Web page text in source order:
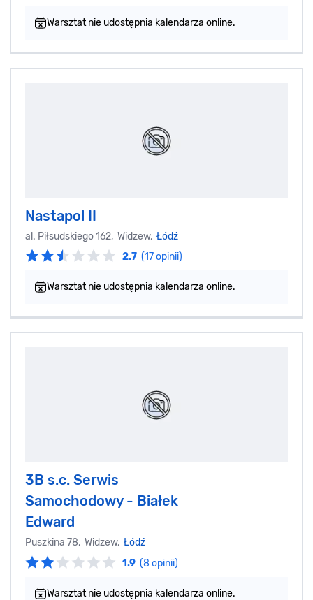
Warsztat nie udostępnia kalendarza online.
Nastapol II
al. Piłsudskiego 162, Widzew, Łódź
2.7 (17 opinii)
Warsztat nie udostępnia kalendarza online.
3B s.c. Serwis
Samochodowy - Białek
Edward
Puszkina 78, Widzew, Łódź
1.9 (8 opinii)
Warsztat nie udostępnia kalendarza online.